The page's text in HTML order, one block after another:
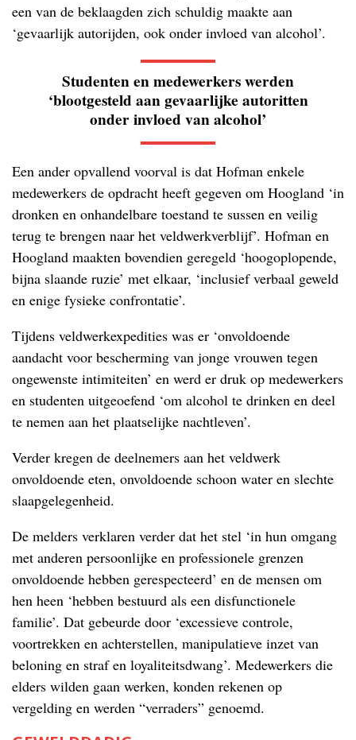
een van de beklaagden zich schuldig maakte aan
‘gevaarlijk autorijden, ook onder invloed van alcohol’.
Studenten en medewerkers werden
‘blootgesteld aan gevaarlijke autoritten
onder invloed van alcohol’
Een ander opvallend voorval is dat Hofman enkele
medewerkers de opdracht heeft gegeven om Hoogland ‘in
dronken en onhandelbare toestand te sussen en veilig
terug te brengen naar het veldwerkverblijf’. Hofman en
Hoogland maakten bovendien geregeld ‘hoogoplopende,
bijna slaande ruzie’ met elkaar, ‘inclusief verbaal geweld
en enige fysieke confrontatie’.
Tijdens veldwerkexpedities was er ‘onvoldoende
aandacht voor bescherming van jonge vrouwen tegen
ongewenste intimiteiten’ en werd er druk op medewerkers
en studenten uitgeoefend ‘om alcohol te drinken en deel
te nemen aan het plaatselijke nachtleven’.
Verder kregen de deelnemers aan het veldwerk
onvoldoende eten, onvoldoende schoon water en slechte
slaapgelegenheid.
De melders verklaren verder dat het stel ‘in hun omgang
met anderen persoonlijke en professionele grenzen
onvoldoende hebben gerespecteerd’ en de mensen om
hen heen ‘hebben bestuurd als een disfunctionele
familie’. Dat gebeurde door ‘excessieve controle,
voortrekken en achterstellen, manipulatieve inzet van
beloning en straf en loyaliteitsdwang’. Medewerkers die
elders wilden gaan werken, konden rekenen op
vergelding en werden “verraders” genoemd.